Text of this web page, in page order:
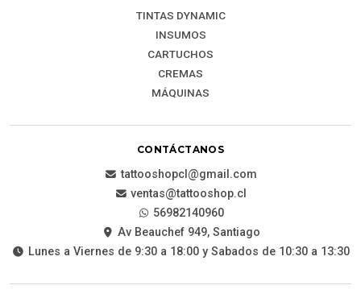
TINTAS DYNAMIC
INSUMOS
CARTUCHOS
CREMAS
MÁQUINAS
CONTÁCTANOS
tattooshopcl@gmail.com
ventas@tattooshop.cl
56982140960
Av Beauchef 949, Santiago
Lunes a Viernes de 9:30 a 18:00 y Sabados de 10:30 a 13:30